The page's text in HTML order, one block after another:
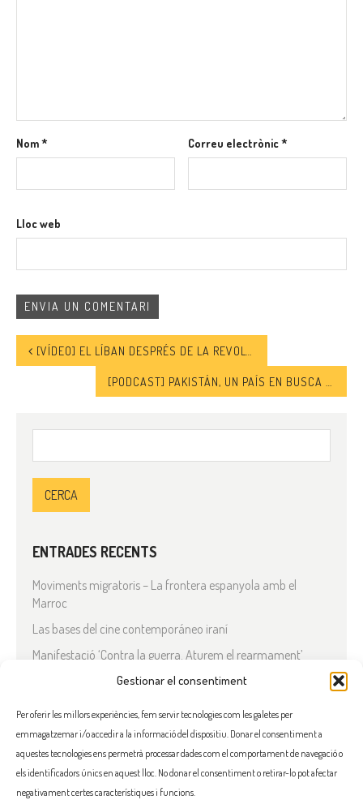
Gestionar el consentiment
Per oferir les millors experiències, fem servir tecnologies com les galetes per
emmagatzemar i/o accedir a la informació del dispositiu. Donar el consentiment a
aquestes tecnologies ens permetrà processar dades com el comportament de navegació o
els identificadors únics en aquest lloc. No donar el consentiment o retirar-lo pot afectar
negativament certes característiques i funcions.
Nom* Correu electrònic*
Lloc web
[VÍDEO] EL LÍBAN DESPRÉS DE LA REVOLTA D’OCTUBRE DE 2019: SITUACIÓ ACTUAL I PERSPECTIVES
ENTRADES RECENTS
Moviments migratoris – La frontera espanyola amb el
Marroc
Las bases del cine contemporáneo iraní
Manifestació ‘Contra la guerra. Aturem el rearmament’
En solidaritat amb el Líban
Què està passant a l’Iran?
COMENTARIS RECENTS